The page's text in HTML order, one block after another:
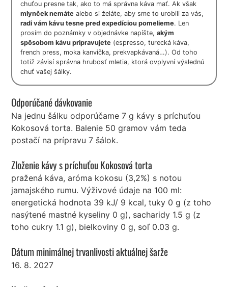
chuťou presne tak, ako to má správna káva mať. Ak však
mlynček nemáte alebo si želáte, aby sme to urobili za vás,
radi vám kávu tesne pred expedíciou pomelieme. Len
prosím do poznámky v objednávke napíšte,akým
spôsobom kávu pripravujete (espresso, turecká káva,
french press, moka kanvička, prekvapkávaná…). Od toho
totiž závisí správna hrubosť mletia, ktorá ovplyvní výslednú
chuť vašej šálky.
Odporúčané dávkovanie
Na jednu šálku odporúčame 7 g kávy s príchuťou
Kokosová torta. Balenie 50 gramov vám teda
postačí na prípravu 7 šálok.
Zloženie kávy s príchuťou Kokosová torta
pražená káva, aróma kokosu (3,2%) s notou
jamajského rumu. Výživové údaje na 100 ml:
energetická hodnota 39 kJ/ 9 kcal, tuky 0 g (z toho
nasýtené mastné kyseliny 0 g), sacharidy 1.5 g (z
toho cukry 1.1 g), bielkoviny 0 g, soľ 0.03 g.
Dátum minimálnej trvanlivosti aktuálnej šarže
16. 8. 2027